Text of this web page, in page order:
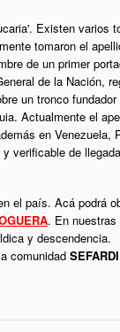
Existen varios
tomaron el
de un primer
de la Nación,
un tronco
Actualmente el
en Venezuela,
verificable de
el país. Acá podrá
. En
y descendencia.
comunidad SEFARDI